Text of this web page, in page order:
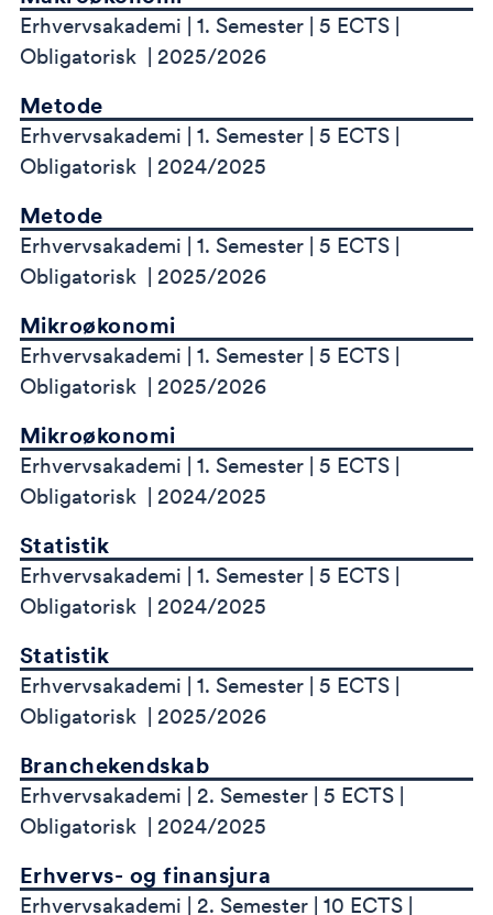
Erhvervsakademi 1. Semester
5 ECTS
Obligatorisk
2025/2026
Metode
Erhvervsakademi 1. Semester
5 ECTS
Obligatorisk
2024/2025
Metode
Erhvervsakademi 1. Semester
5 ECTS
Obligatorisk
2025/2026
Mikroøkonomi
Erhvervsakademi 1. Semester
5 ECTS
Obligatorisk
2025/2026
Mikroøkonomi
Erhvervsakademi 1. Semester
5 ECTS
Obligatorisk
2024/2025
Statistik
Erhvervsakademi 1. Semester
5 ECTS
Obligatorisk
2024/2025
Statistik
Erhvervsakademi 1. Semester
5 ECTS
Obligatorisk
2025/2026
Branchekendskab
Erhvervsakademi 2. Semester
5 ECTS
Obligatorisk
2024/2025
Erhvervs- og finansjura
Erhvervsakademi 2. Semester 10 ECTS